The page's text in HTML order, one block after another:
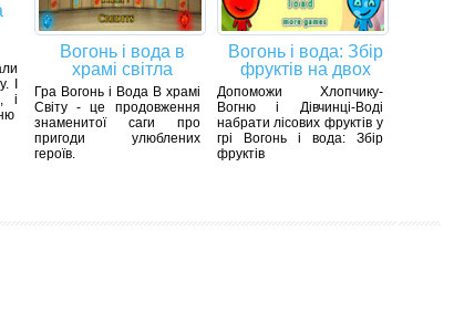
І
і
Вогонь і вода в
храмі світла
Гра Вогонь і Вода В храмі
Світу - це продовження
знаменитої саги про
пригоди улюблених
героїв.
Вогонь і вода: Збір
фруктів на двох
Допоможи Хлопчику-
Вогню і Дівчинці-Воді
набрати лісових фруктів у
грі Вогонь і вода: Збір
фруктів